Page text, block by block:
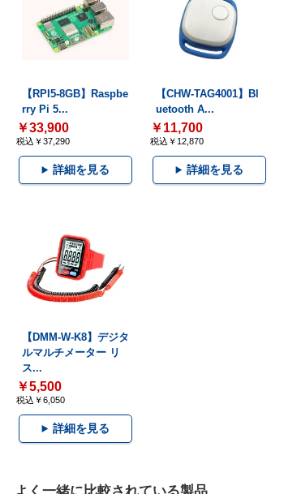
【RPI5-8GB】Raspbe
rry Pi 5...
￥33,900
税込￥37,290
詳細を見る
【CHW-TAG4001】Bl
uetooth A...
￥11,700
税込￥12,870
詳細を見る
【DMM-W-K8】デジタ
ルマルチメーター リ
ス...
￥5,500
税込￥6,050
詳細を見る
よく一緒に比較されている製品